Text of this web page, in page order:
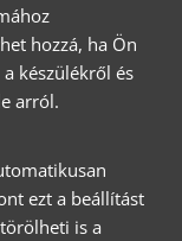
hozzá, ha Ön
készülékről és
arról.
ezt a beállítást
is a